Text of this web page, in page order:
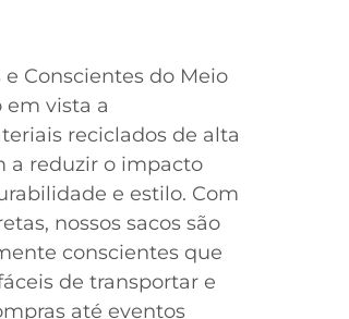
e Conscientes do Meio
vista a
reciclados de alta
a reduzir o impacto
e estilo. Com
nossos sacos são
conscientes que
de transportar e
até eventos